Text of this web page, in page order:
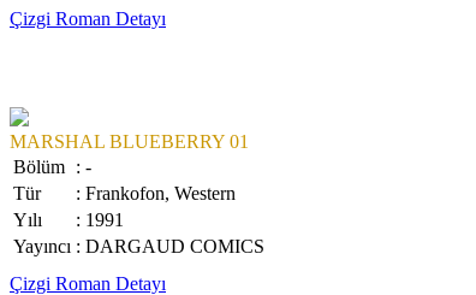
Çizgi Roman Detayı
MARSHAL BLUEBERRY 01
Bölüm : -
Tür
: Frankofon, Western
Yılı
: 1991
Yayıncı : DARGAUD COMICS
Çizgi Roman Detayı